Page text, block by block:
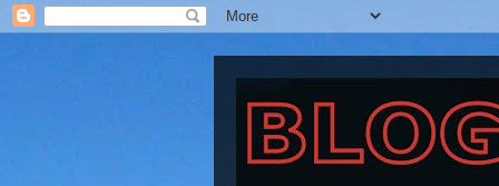
Blog Barra